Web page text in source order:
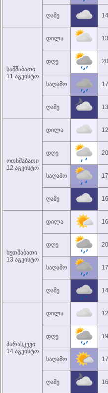
ღამე
სამშაბათი
11 აგვისტო
დილა
დღე
საღამო
ღამე
ოთხშაბათი
12 აგვისტო
დილა
დღე
საღამო
ღამე
ხუთშაბათი
13 აგვისტო
დილა
დღე
საღამო
ღამე
პარასკევი
14 აგვისტო
დილა
დღე
საღამო
ღამე